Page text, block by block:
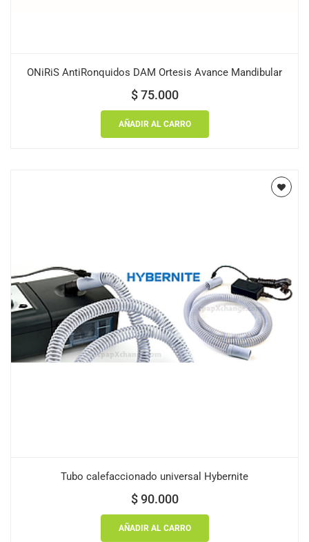
ONiRiS AntiRonquidos DAM Ortesis Avance Mandibular
$75.000
AÑADIR AL CARRO
Tubo calefaccionado universal Hybernite
$90.000
AÑADIR AL CARRO